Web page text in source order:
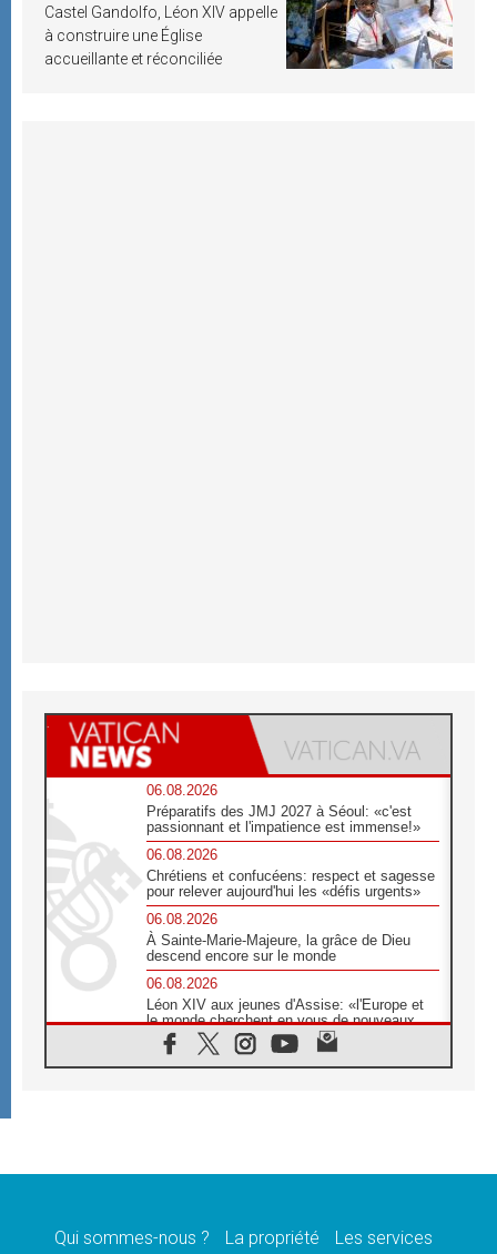
Castel Gandolfo, Léon XIV appelle
à construire une Église
accueillante et réconciliée
06.08.2026
Préparatifs des JMJ 2027 à Séoul: «c'est
passionnant et l'impatience est immense!»
06.08.2026
Chrétiens et confucéens: respect et sagesse
pour relever aujourd'hui les «défis urgents»
06.08.2026
À Sainte-Marie-Majeure, la grâce de Dieu
descend encore sur le monde
06.08.2026
Léon XIV aux jeunes d'Assise: «l'Europe et
le monde cherchent en vous de nouveaux
saints»
06.08.2026
«construire la civilisation de l'amour»
Qui sommes-nous ? La propriété Les services